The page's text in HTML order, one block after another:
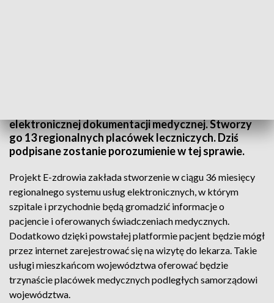
elektronicznej dokumentacji medycznej. Stworzy
go 13 regionalnych placówek leczniczych. Dziś
podpisane zostanie porozumienie w tej sprawie.
Projekt E-zdrowia zakłada stworzenie w ciągu 36 miesięcy
regionalnego systemu usług elektronicznych, w którym
szpitale i przychodnie będą gromadzić informacje o
pacjencie i oferowanych świadczeniach medycznych.
Dodatkowo dzięki powstałej platformie pacjent będzie mógł
przez internet zarejestrować się na wizytę do lekarza. Takie
usługi mieszkańcom województwa oferować będzie
trzynaście placówek medycznych podległych samorządowi
województwa.